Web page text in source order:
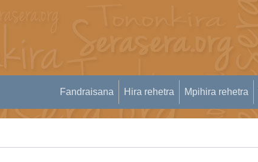
Fandraisana Hira rehetra Mpihira rehetra